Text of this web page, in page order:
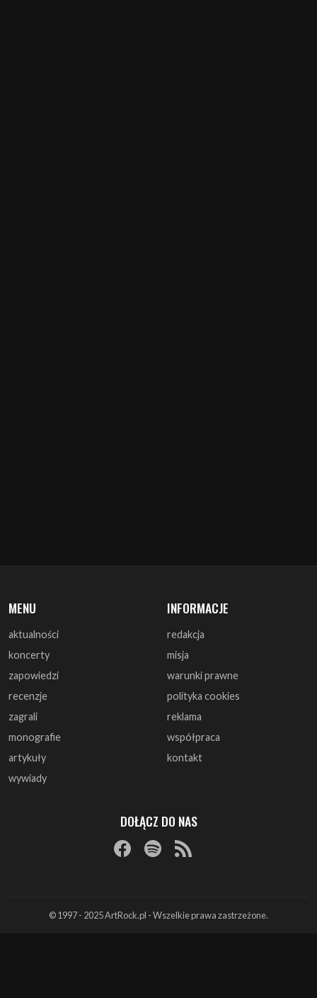
MENU
aktualności
koncerty
zapowiedzi
recenzje
zagrali
monografie
artykuły
wywiady
INFORMACJE
redakcja
misja
warunki prawne
polityka cookies
reklama
współpraca
kontakt
DOŁĄCZ DO NAS
© 1997 - 2025 ArtRock.pl - Wszelkie prawa zastrzeżone.